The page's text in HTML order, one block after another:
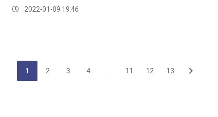
2022-01-09 19:46
1 2 3 4 ... 11 12 13